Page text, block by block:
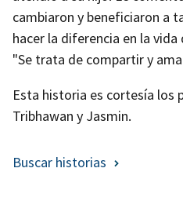
cambiaron y beneficiaron a
hacer la diferencia en la
"Se trata de compartir y
Esta historia es cortesía los
Tribhawan y Jasmin.
Buscar historias